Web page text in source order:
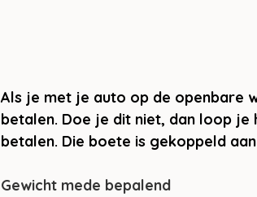
Als je met je auto op de openbare
betalen. Doe je dit niet, dan loop
betalen. Die boete is gekoppeld
Gewicht mede bepalend